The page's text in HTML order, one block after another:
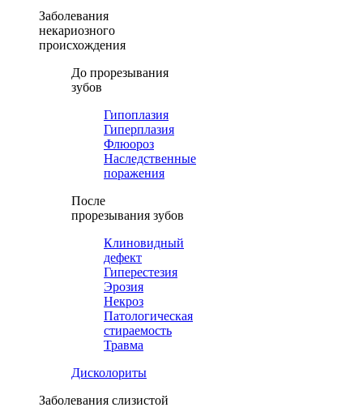
Заболевания
некариозного
происхождения
До прорезывания
зубов
Гипоплазия
Гиперплазия
Флюороз
Наследственные
поражения
После
прорезывания зубов
Клиновидный
дефект
Гиперестезия
Эрозия
Некроз
Патологическая
стираемость
Травма
Дисколориты
Заболевания слизистой